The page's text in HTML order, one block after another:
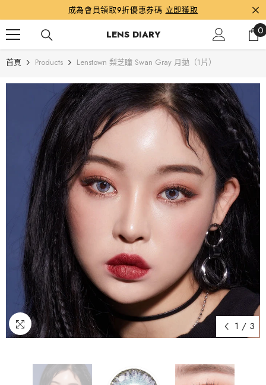
成為會員領取9折優惠券碼 立即獲取
LENS DIARY 00
首頁 Products Lenstown 梨芝瞳 Swan Gray 月拋（1片）
1 / 3